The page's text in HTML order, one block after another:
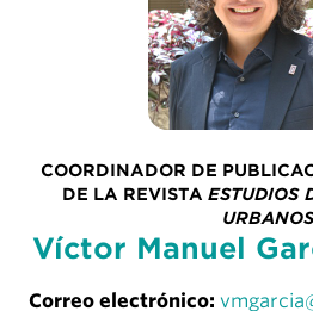
COORDINADOR DE
DE LA REVISTA ESTUDIOS
URBANOS
Víctor Manuel
Correo electrónico: